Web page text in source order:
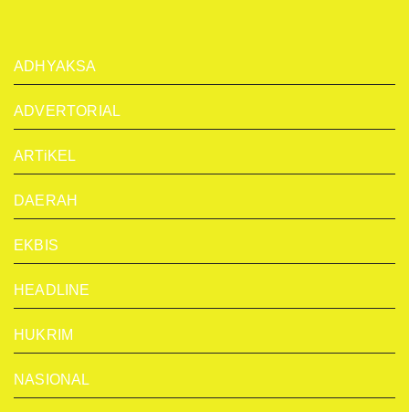
ADHYAKSA
ADVERTORIAL
ARTiKEL
DAERAH
EKBIS
HEADLINE
HUKRIM
NASIONAL